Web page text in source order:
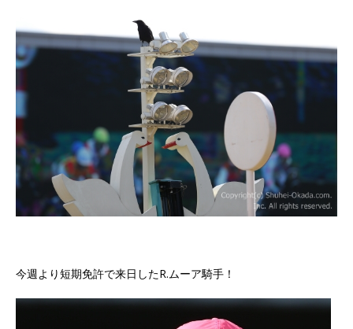
今週より短期免許で来日したR.ムーア騎手！